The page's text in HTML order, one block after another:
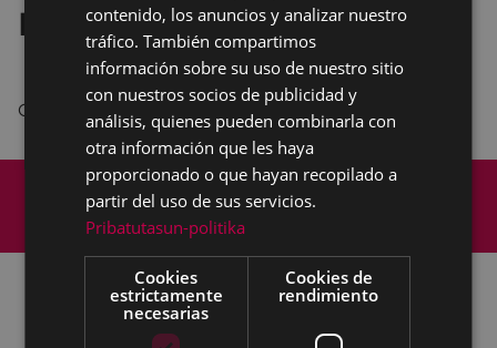
Embolados
Con vaquillas del marqués de Saka.
Mapa del Sitio
Aviso legal
Política de cookies
Accesibilidad
Todas las redes sociales del Ayuntamiento
SPANISH
contenido, los anuncios y analizar nuestro
tráfico. También compartimos
información sobre su uso de nuestro sitio
con nuestros socios de publicidad y
análisis, quienes pueden combinarla con
otra información que les haya
proporcionado o que hayan recopilado a
partir del uso de sus servicios.
Pribatutasun-politika
Cookies
estrictamente
necesarias
Cookies de
rendimiento